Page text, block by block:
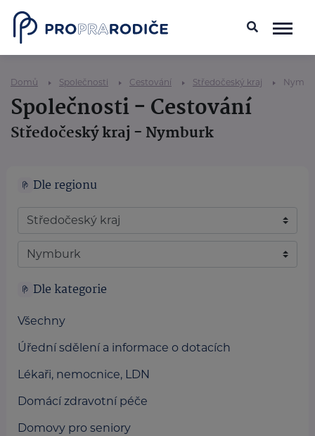
Domů Společnosti Cestování Středočeský kraj
Společnosti - Cestování
Středočeský kraj - Nymburk
Dle regionu
Dle kategorie
Všechny
Úřední sdělení a informace o dotacích
Lékaři, nemocnice, LDN
Domácí zdravotní péče
Domovy pro seniory